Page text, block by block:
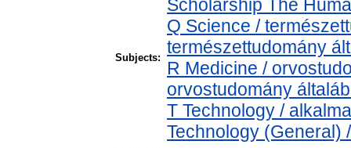
Subjects:
Scholarship The
Q Science /
természettudomány
R Medicine /
orvostudomány
T Technology /
Technology (General)